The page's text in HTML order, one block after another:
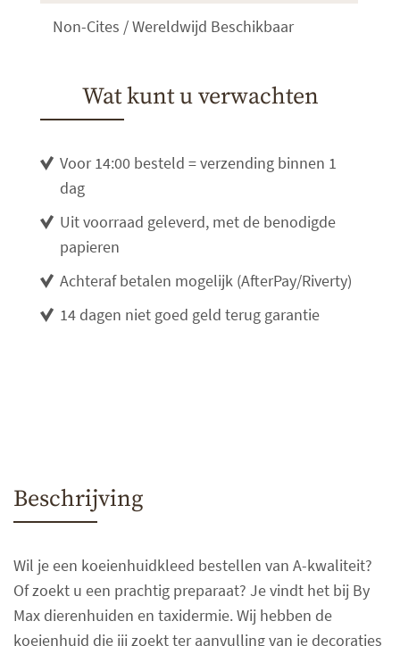
Non-Cites / Wereldwijd Beschikbaar
Wat kunt u verwachten
Voor 14:00 besteld = verzending binnen 1
dag
Uit voorraad geleverd, met de benodigde
papieren
Achteraf betalen mogelijk (AfterPay/Riverty)
14 dagen niet goed geld terug garantie
Beschrijving
Wil je een koeienhuidkleed bestellen van A-kwaliteit?
Of zoekt u een prachtig preparaat? Je vindt het bij By
Max dierenhuiden en taxidermie. Wij hebben de
koeienhuid die jij zoekt ter aanvulling van je decoraties